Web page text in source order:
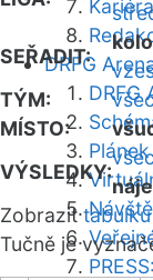
Kariéra
DRFG
DRFG
SEŘADIT:
kolo
TÝM:
MÍSTO:
VÝSLEDKY:
Zobrazittabulku
Tučně je